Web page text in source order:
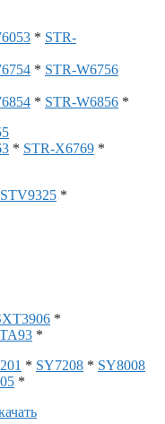
* STR-
* STR-W6756
* STR-W6856 *
* STR-X6769 *
STV9325 *
*
*
* SY7208 * SY8008
*